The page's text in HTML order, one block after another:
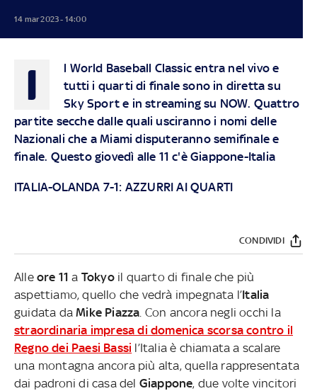
14 mar 2023 - 14:00
I l World Baseball Classicentra nel vivo e
tutti i quarti di finale sono in diretta su
Sky Sport e in streaming su NOW. Quattro
partite secche dalle quali usciranno i nomi delle
Nazionali che a Miami disputeranno semifinale e
finale. Questo giovedì alle 11 c'è Giappone-Italia
ITALIA-OLANDA 7-1: AZZURRI AI QUARTI
CONDIVIDI
Alle ore 11 a Tokyo il quarto di finale che più
aspettiamo, quello che vedrà impegnata l’Italia
guidata daMike Piazza . Con ancora negli occhi la
straordinaria impresa di domenica scorsa contro il
Regno dei Paesi Bassi l’Italia è chiamata a scalare
una montagna ancora più alta, quella rappresentata
dai padroni di casa del Giappone, due volte vincitori